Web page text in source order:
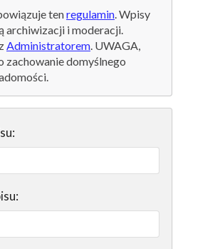
tenregulamin. Wpisy
archiwizacji i moderacji.
Administratorem. UWAGA,
zachowanie domyślnego